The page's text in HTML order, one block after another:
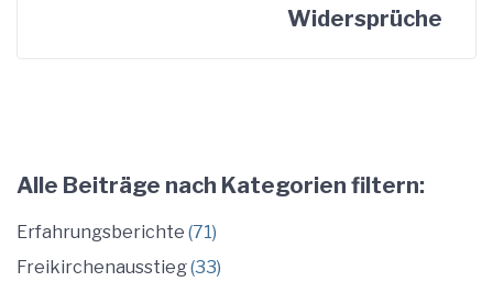
Widersprüche
Alle Beiträge nach Kategorien filtern:
Erfahrungsberichte (71)
Freikirchenausstieg(33)